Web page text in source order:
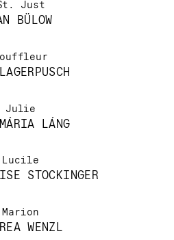
Just
BÜLOW
Julie
LÁNG
Lucile
STOCKINGER
Marion
WENZL